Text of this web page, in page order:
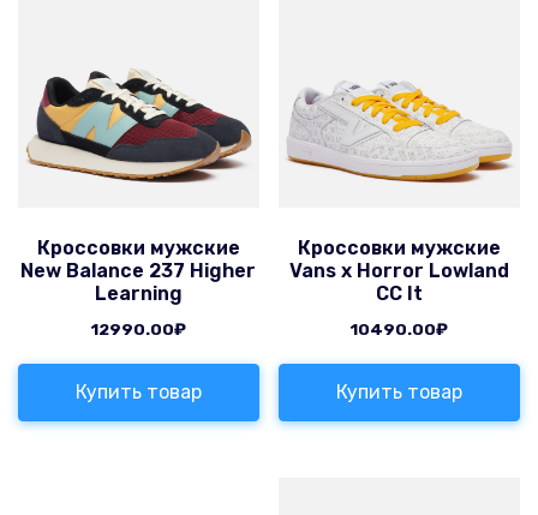
Кроссовки мужские
New Balance 237 Higher
Learning
12990.00₽
Купить товар
Кроссовки мужские
Vans x Horror Lowland
CC It
10490.00₽
Купить товар